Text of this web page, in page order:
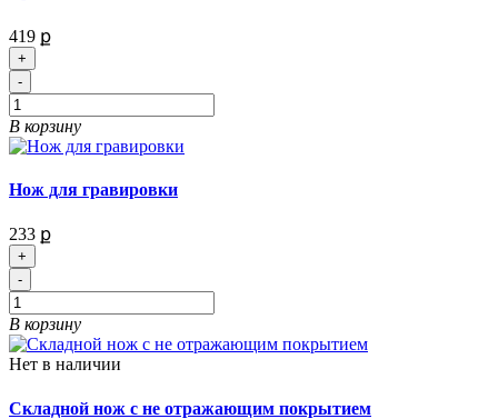
419 ք
+
-
В корзину
Нож для гравировки
233 ք
+
-
В корзину
Нет в наличии
Складной нож с не отражающим покрытием